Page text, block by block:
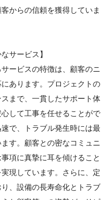
からの信頼を獲得していま
サービス】
ービスの特徴は、顧客のニ
あります。プロジェクトの
まで、一貫したサポート体
して工事を任せることがで
で、トラブル発生時には最
す。顧客との密なコミュニ
項に真摯に耳を傾けること
現しています。さらに、定
、設備の長寿命化とトラブ